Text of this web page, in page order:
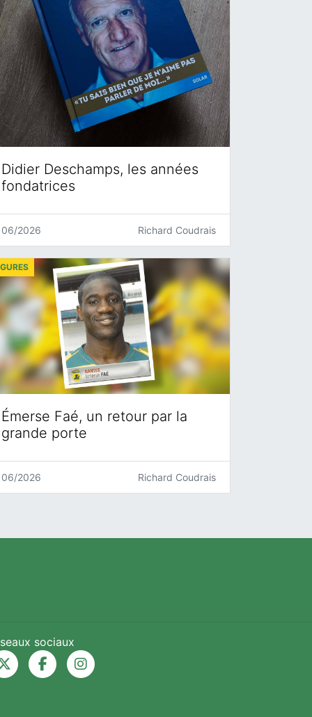
Didier Deschamps, les années
fondatrices
06/2026 Richard Coudrais
Émerse Faé, un retour par la
grande porte
06/2026 Richard Coudrais
sociaux